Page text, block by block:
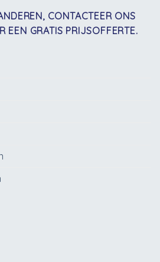
CONTACTEER ONS
GRATIS PRIJSOFFERTE.